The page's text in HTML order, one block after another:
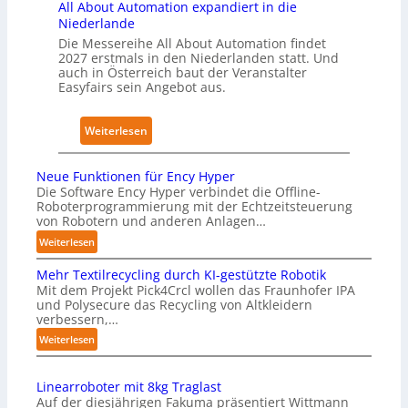
6
i
n
v
o
O
n
o
o
i
e
-
I
s
F
r
t
i
n
g
All About Automation expandiert in die
Niederlande
Die Messereihe All About Automation findet
2027 erstmals in den Niederlanden statt. Und
auch in Österreich baut der Veranstalter
Easyfairs sein Angebot aus.
Weiterlesen
A
l
A
b
u
t
A
o
m
a
Neue Funktionen für Ency Hyper
Die Software Ency Hyper verbindet die Offline-
Roboterprogrammierung mit der Echtzeitsteuerung
von Robotern und anderen Anlagen…
Weiterlesen:
N
e
u
e
F
u
t
Mehr Textilrecycling durch KI-gestützte Robotik
Mit dem Projekt Pick4Crcl wollen das Fraunhofer IPA
und Polysecure das Recycling von Altkleidern
verbessern,…
Weiterlesen:
M
h
Linearroboter mit 8kg Traglast
Auf der diesjährigen Fakuma präsentiert Wittmann